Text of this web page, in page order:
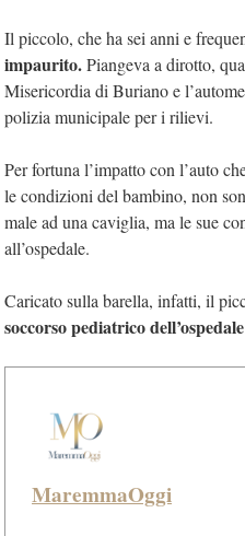
Il piccolo, che ha sei anni e
impaurito.Piangeva a dirotto,
Misericordia di Buriano e
polizia municipale per i rilievi.
Per fortuna l’impatto con l’auto
le condizioni del bambino, non
male ad una caviglia, ma le sue
all’ospedale.
Caricato sulla barella, infatti, il
soccorso pediatrico
MaremmaOggi